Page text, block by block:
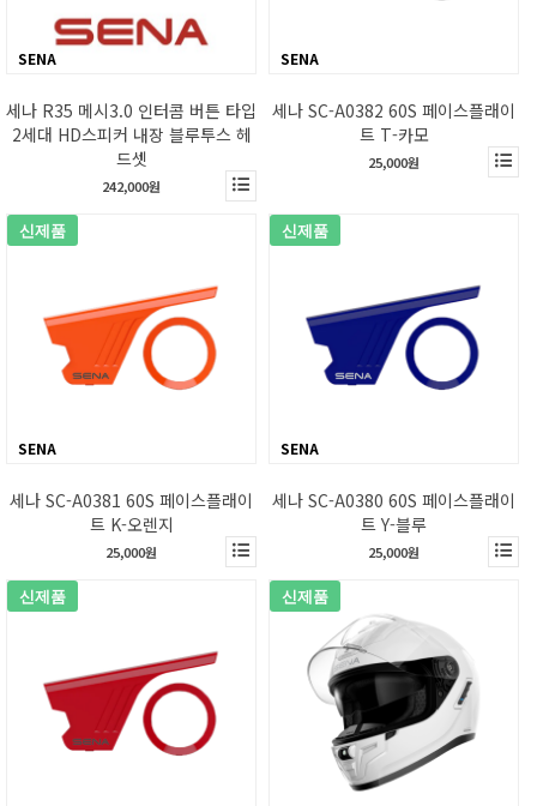
SENA
세나 R35 메시3.0 인터콤 버튼 타입
2세대 HD스피커 내장 블루투스 헤
드셋
242,000원
SENA
세나 SC-A0382 60S 페이스플래이
트 T-카모
25,000원
신제품
SENA
세나 SC-A0381 60S 페이스플래이
트 K-오렌지
25,000원
신제품
SENA
세나 SC-A0380 60S 페이스플래이
트 Y-블루
25,000원
신제품 신제품